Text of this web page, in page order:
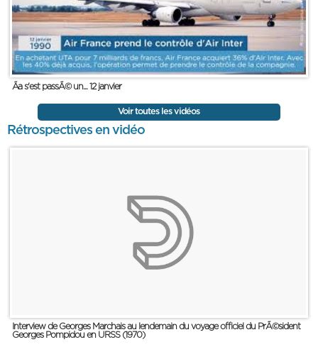
Ãa s'est passÃ© un... 12 janvier
Voir toutes les vidéos
Rétrospectives en vidéo
Interview de Georges Marchais au lendemain du voyage officiel du PrÃ©sident
Georges Pompidou en URSS (1970)